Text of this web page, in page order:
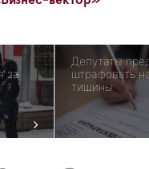
за
Депутаты
штрафовать
тишины